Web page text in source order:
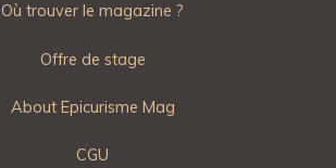
Où trouver le magazine ?
Offre de stage
About Epicurisme Mag
CGU